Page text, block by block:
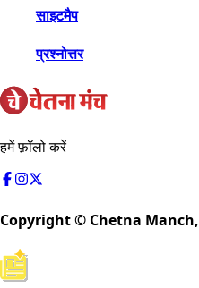
साइटमैप
प्रश्नोत्तर
हमें फ़ॉलो करें
Copyright © Chetna Manch,